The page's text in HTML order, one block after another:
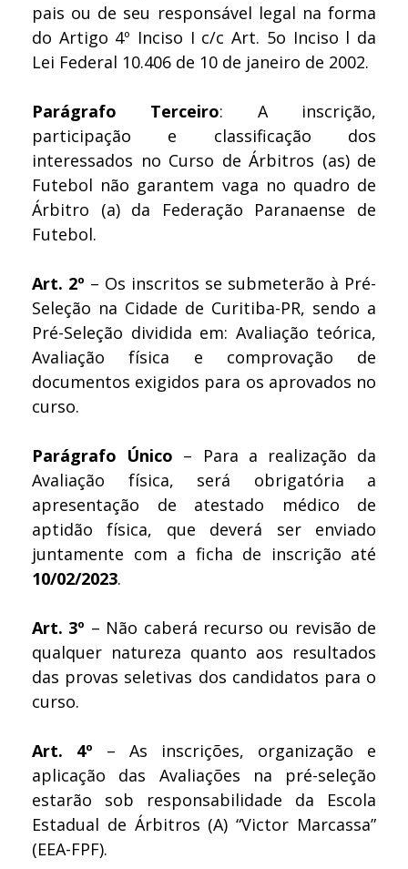
pais ou de seu responsável legal na forma
do Artigo 4º Inciso I c/c Art. 5o Inciso l da
Lei Federal 10.406 de 10 de janeiro de 2002.
Parágrafo Terceiro: A inscrição,
participação e classificação dos
interessados no Curso de Árbitros (as) de
Futebol não garantem vaga no quadro de
Árbitro (a) da Federação Paranaense de
Futebol.
Art. 2º – Os inscritos se submeterão à Pré-
Seleção na Cidade de Curitiba-PR, sendo a
Pré-Seleção dividida em: Avaliação teórica,
Avaliação física e comprovação de
documentos exigidos para os aprovados no
curso.
Parágrafo Único – Para a realização da
Avaliação física, será obrigatória a
apresentação de atestado médico de
aptidão física, que deverá ser enviado
juntamente com a ficha de inscrição até
10/02/2023.
Art. 3º – Não caberá recurso ou revisão de
qualquer natureza quanto aos resultados
das provas seletivas dos candidatos para o
curso.
Art. 4º – As inscrições, organização e
aplicação das Avaliações na pré-seleção
estarão sob responsabilidade da Escola
Estadual de Árbitros (A) “Victor Marcassa”
(EEA-FPF).